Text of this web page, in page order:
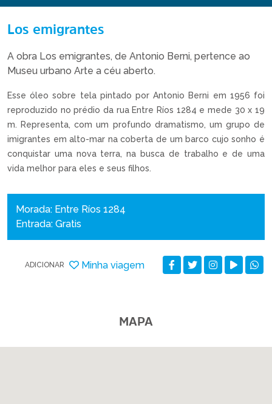
Los emigrantes
A obra Los emigrantes, de Antonio Berni, pertence ao
Museu urbano Arte a céu aberto.
Esse óleo sobre tela pintado por Antonio Berni em 1956 foi
reproduzido no prédio da rua Entre Ríos 1284 e mede 30 x 19
m. Representa, com um profundo dramatismo, um grupo de
imigrantes em alto-mar na coberta de um barco cujo sonho é
conquistar uma nova terra, na busca de trabalho e de uma
vida melhor para eles e seus filhos.
Morada: Entre Ríos 1284
Entrada: Gratis
ADICIONAR Minha viagem
MAPA